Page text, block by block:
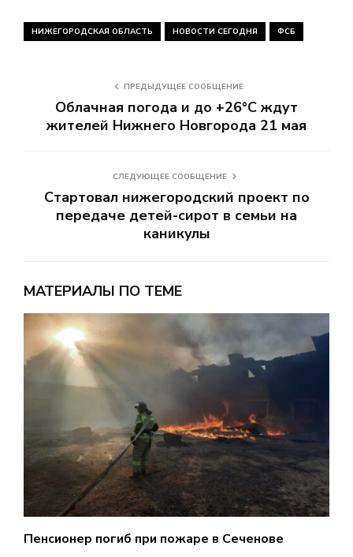
НИЖЕГОРОДСКАЯ ОБЛАСТЬ НОВОСТИ СЕГОДНЯ ФСБ
ПРЕДЫДУЩЕЕ СООБЩЕНИЕ
Облачная погода и до +26°C ждут
жителей Нижнего Новгорода 21 мая
СЛЕДУЮЩЕЕ СООБЩЕНИЕ
Стартовал нижегородский проект по
передаче детей-сирот в семьи на
каникулы
МАТЕРИАЛЫ ПО ТЕМЕ
Пенсионер погиб при пожаре в Сеченове